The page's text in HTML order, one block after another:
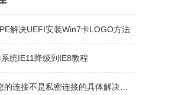
解决UEFI安装Win7卡LOGO方法
统IE11降级到IE8教程
连接不是私密连接的具体解决方法